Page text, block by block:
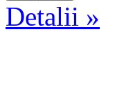
Detalii »